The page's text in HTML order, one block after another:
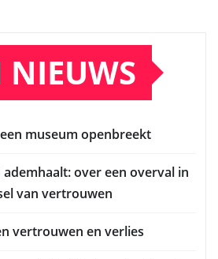
NIEUWS
museum openbreekt
over een overval in
van vertrouwen
vertrouwen en verlies